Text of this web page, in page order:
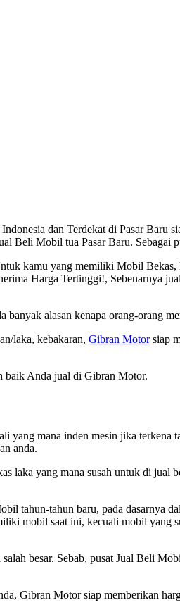
dan Terdekat di Pasar
Beli Mobil tua Pasar Baru. Sebagai
kamu yang memiliki Mobil
Harga Tertinggi!, Sebenarnya
banyak alasan kenapa orang-orang
laka, kebakaran, Gibran Motorsiap
baik Anda jual di Gibran Motor.
yang mana inden mesin jika
anda.
laka yang mana susah untuk di
tahun baru, pada dasarnya
mobil saat ini, kecuali mobil
besar. Sebab, pusat Jual Beli
Gibran Motor siap memberikan